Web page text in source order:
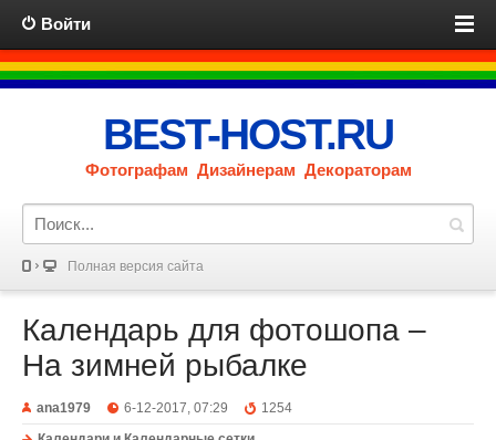
Войти
BEST-HOST.RU
Фотографам Дизайнерам Декораторам
Полная версия сайта
Календарь для фотошопа –
На зимней рыбалке
ana1979 6-12-2017, 07:29
1254